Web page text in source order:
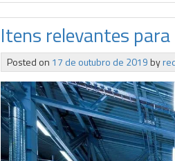
Itens relevantes
Posted on 17 de outubro de 2019by